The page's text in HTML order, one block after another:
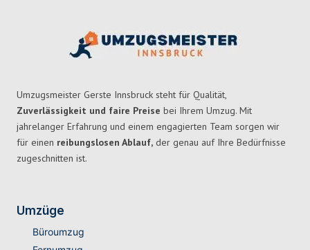
Umzugsmeister Gerste Innsbruck steht für Qualität,
Zuverlässigkeit und faire Preise bei Ihrem Umzug. Mit
jahrelanger Erfahrung und einem engagierten Team sorgen wir
für einen reibungslosen Ablauf, der genau auf Ihre Bedürfnisse
zugeschnitten ist.
Umzüge
Büroumzug